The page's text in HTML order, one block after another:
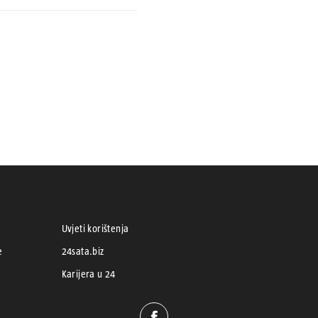
Uvjeti korištenja
24sata.biz
Karijera u 24